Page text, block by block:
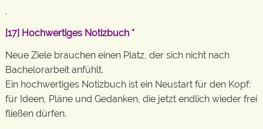
.
[17] Hochwertiges Notizbuch *
Neue Ziele brauchen einen Platz, der sich nicht nach
Bachelorarbeit anfühlt.
Ein hochwertiges Notizbuch ist ein Neustart für den Kopf:
für Ideen, Pläne und Gedanken, die jetzt endlich wieder frei
fließen dürfen.